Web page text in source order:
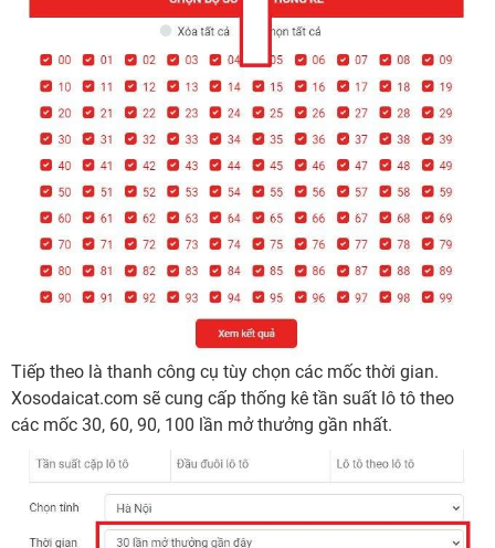
Tiếp theo là thanh công cụ tùy chọn các mốc thời gian.
Xosodaicat.com sẽ cung cấp thống kê tần suất lô tô theo
các mốc 30, 60, 90, 100 lần mở thưởng gần nhất.